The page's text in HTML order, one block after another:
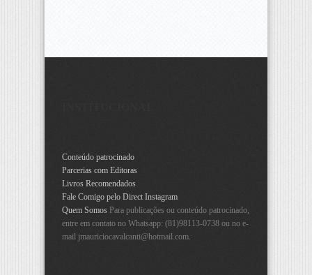
Conteúdo patrocinado
Parcerias com Editoras
Livros Recomendados
Fale Comigo pelo Direct Instagram
Quem Somos Para publicações ou conteúdo patrocinado,
entre em contato no Whatsapp: (81)98113-0738 ou no e-
mail jmauriciocavalcanti@hotmail.com.